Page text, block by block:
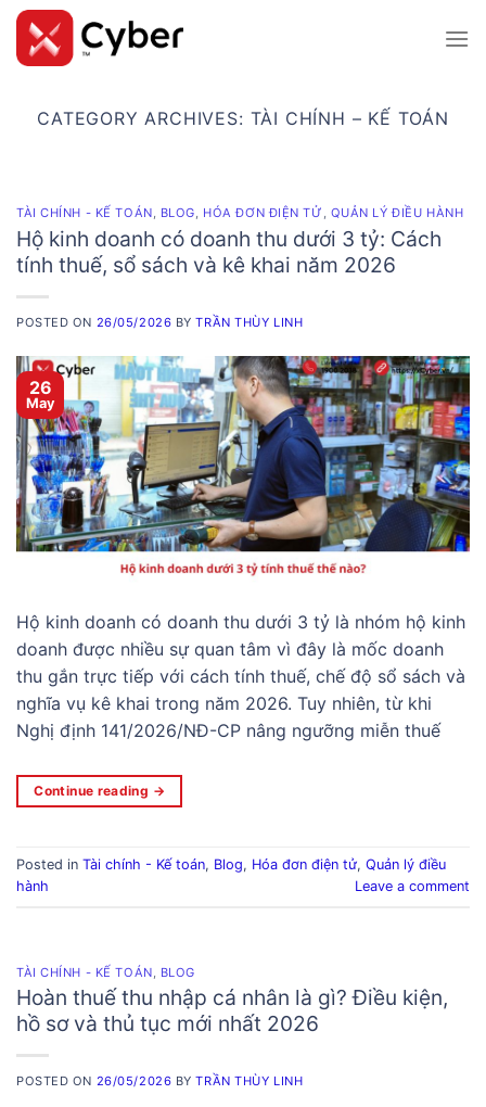
Skip
content
CATEGORY ARCHIVES: TÀI CHÍNH – KẾ TOÁN
TÀI CHÍNH - KẾ TOÁN, BLOG, HÓA ĐƠN ĐIỆN TỬ , QUẢN LÝ ĐIỀU HÀNH
Hộ kinh doanh có doanh thu dưới 3 tỷ: Cách
tính thuế, sổ sách và kê khai năm 2026
POSTED ON 26/05/2026 BYTRẦN THÙY LINH
26
May
Hộ kinh doanh có doanh thu dưới 3 tỷ là nhóm hộ kinh
doanh được nhiều sự quan tâm vì đây là mốc doanh
thu gắn trực tiếp với cách tính thuế, chế độ sổ sách và
nghĩa vụ kê khai trong năm 2026. Tuy nhiên, từ khi
Nghị định 141/2026/NĐ-CP nâng ngưỡng miễn thuế
Continue reading →
Posted in Tài chính - Kế toán, Blog, Hóa đơn điện tử, Quản lý điều
hành
Leave a comment
TÀI CHÍNH - KẾ TOÁN BLOG
Hoàn thuế thu nhập cá nhân là gì? Điều kiện,
hồ sơ và thủ tục mới nhất 2026
POSTED ON 26/05/2026 BYTRẦN THÙY LINH